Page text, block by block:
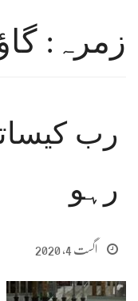
زمرہ:
رب
رہو
اگست 4, 2020